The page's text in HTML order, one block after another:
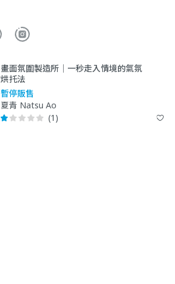
畫面氛圍製造所｜一秒走入情境的氣氛
烘托法
暫停販售
夏青 Natsu Ao
(1)